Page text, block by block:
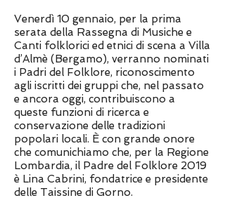
Venerdì 10 gennaio, per la prima
serata della Rassegna di Musiche e
Canti folklorici ed etnici di scena a Villa
d’Almè (Bergamo), verranno nominati
i Padri del Folklore, riconoscimento
agli iscritti dei gruppi che, nel passato
e ancora oggi, contribuiscono a
queste funzioni di ricerca e
conservazione delle tradizioni
popolari locali. È con grande onore
che comunichiamo che, per la Regione
Lombardia, il Padre del Folklore 2019
è Lina Cabrini, fondatrice e presidente
delle Taissine di Gorno.